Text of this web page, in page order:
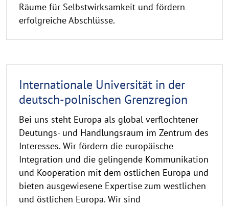
Räume für Selbstwirksamkeit und fördern
erfolgreiche Abschlüsse.
Internationale Universität in der
deutsch-polnischen Grenzregion
Bei uns steht Europa als global verflochtener
Deutungs- und Handlungsraum im Zentrum des
Interesses. Wir fördern die europäische
Integration und die gelingende Kommunikation
und Kooperation mit dem östlichen Europa und
bieten ausgewiesene Expertise zum westlichen
und östlichen Europa. Wir sind